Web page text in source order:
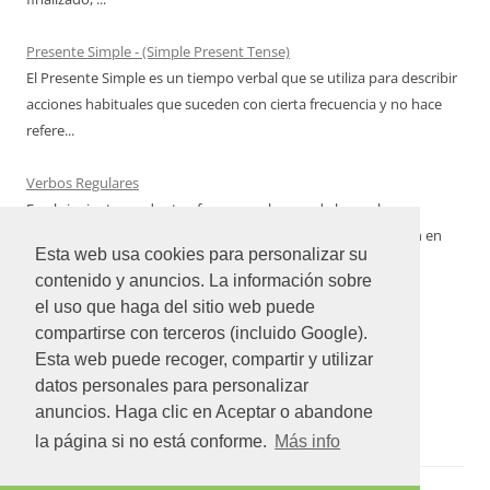
Esta web usa cookies para personalizar su
contenido y anuncios. La información sobre
el uso que haga del sitio web puede
compartirse con terceros (incluido Google).
Esta web puede recoger, compartir y utilizar
datos personales para personalizar
anuncios. Haga clic en Aceptar o abandone
la página si no está conforme. Más info
Presente Simple - (Simple Present Tense)
El Presente Simple es un tiempo verbal que se utiliza para describir
acciones habituales que suceden con cierta frecuencia y no hace
refere...
Verbos Regulares
En el siguiente cuadro te ofrecemos algunos de los verbos
regulares del idioma inglés más utilizados con su conjugación en
Pasado Simple qu...